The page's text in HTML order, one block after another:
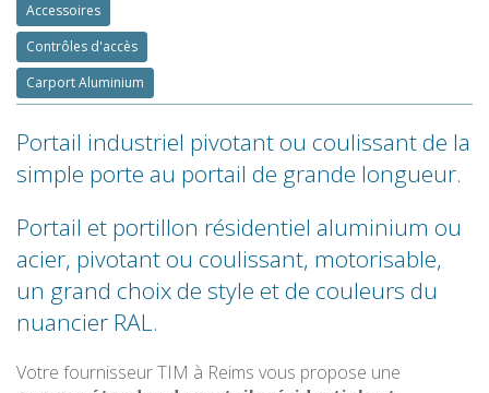
Accessoires
Contrôles d'accès
Carport Aluminium
Portail industriel pivotant ou coulissant de la
simple porte au portail de grande longueur.
Portail et portillon résidentiel aluminium ou
acier, pivotant ou coulissant, motorisable,
un grand choix de style et de couleurs du
nuancier RAL.
Votre fournisseur TIM à Reims vous propose une